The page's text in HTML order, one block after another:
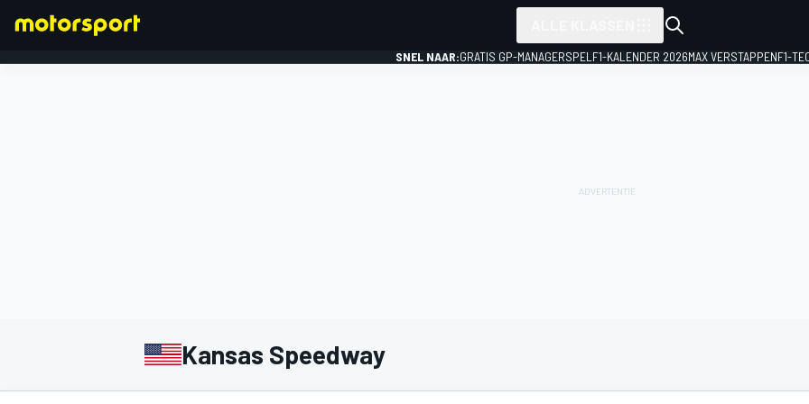
SNEL NAAR:GRATIS GP-MANAGERSPEL F1-KALENDER 2026MAX VERSTAPPENF1-
Kansas Speedway